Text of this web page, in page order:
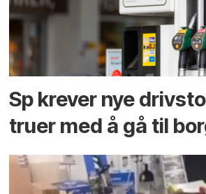
Sp krever nye
truer med å gå til